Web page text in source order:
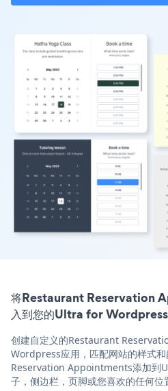
将Restaurant Reservation
入到您的Ultra for Wordpress
创建自定义的Restaurant
Wordpress应用，匹配网站的样式
Reservation Appointments添加到
子，侧边栏，页脚或您喜欢的任何位